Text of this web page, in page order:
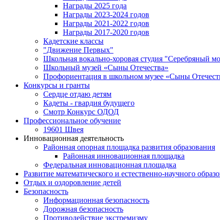
Награды 2025 года
Награды 2023-2024 годов
Награды 2021-2022 годов
Награды 2017-2020 годов
Кадетские классы
"Движение Первых"
Школьная вокально-хоровая студия "Серебряный
Школьный музей «Сыны Отечества»
Профориентация в школьном музее «Сыны
Конкурсы и гранты
Сердце отдаю детям
Кадеты - гвардия будущего
Смотр Конкурс ОДОД
Профессиональное обучение
19601 Швея
Инновационная деятельность
Районная опорная площадка развития образования
Районная инновационная площадка
Федеральная инновационная площадка
Развитие математического и естественно-научного
Отдых и оздоровление детей
Безопасность
Информационная безопасность
Дорожная безопасность
Противодействие экстремизму